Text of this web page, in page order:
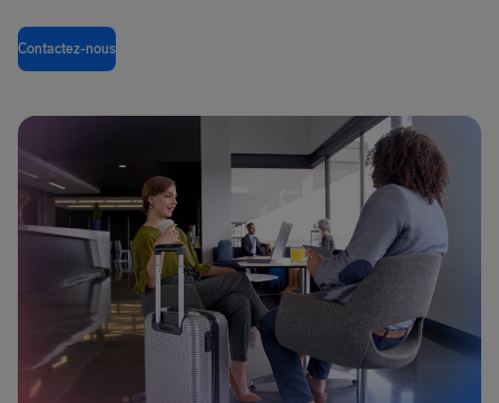
Contactez-nous